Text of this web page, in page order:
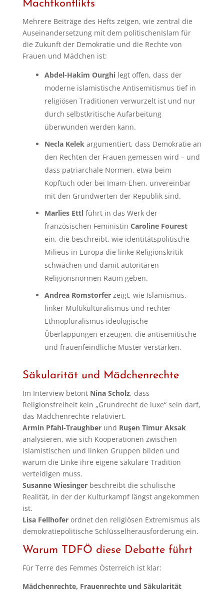
Machtkonflikts
Mehrere Beiträge des Hefts zeigen, wie zentral die
Auseinandersetzung mit dem politischenIslam für
die Zukunft der Demokratie und die Rechte von
Frauen und Mädchen ist:
Abdel-Hakim Ourghi legt offen, dass der
moderne islamistische Antisemitismus tief in
religiösen Traditionen verwurzelt ist und nur
durch selbstkritische Aufarbeitung
überwunden werden kann.
Necla Kelekargumentiert, dass Demokratie an
den Rechten der Frauen gemessen wird – und
dass patriarchale Normen, etwa beim
Kopftuch oder bei Imam-Ehen, unvereinbar
mit den Grundwerten der Republik sind.
Marlies Ettlführt in das Werk der
französischen Feministin Caroline Fourest
ein, die beschreibt, wie identitätspolitische
Milieus in Europa die linke Religionskritik
schwächen und damit autoritären
Religionsnormen Raum geben.
Andrea Romstorferzeigt, wie Islamismus,
linker Multikulturalismus und rechter
Ethnopluralismus ideologische
Überlappungen erzeugen, die antisemitische
und frauenfeindliche Muster verstärken.
Säkularität und Mädchenrechte
Im Interview betont Nina Scholz, dass
Religionsfreiheit kein „Grundrecht de luxe“ sein darf,
das Mädchenrechte relativiert.
Armin Pfahl-Traughberund Ruşen Timur Aksak
analysieren, wie sich Kooperationen zwischen
islamistischen und linken Gruppen bilden und
warum die Linke ihre eigene säkulare Tradition
verteidigen muss.
Susanne Wiesinger beschreibt die schulische
Realität, in der der Kulturkampf längst angekommen
ist.
Lisa Fellhoferordnet den religiösen Extremismus als
demokratiepolitische Schlüsselherausforderung ein.
Warum TDFÖ diese Debatte führt
Für Terre des Femmes Österreich ist klar:
Mädchenrechte, Frauenrechte und Säkularität